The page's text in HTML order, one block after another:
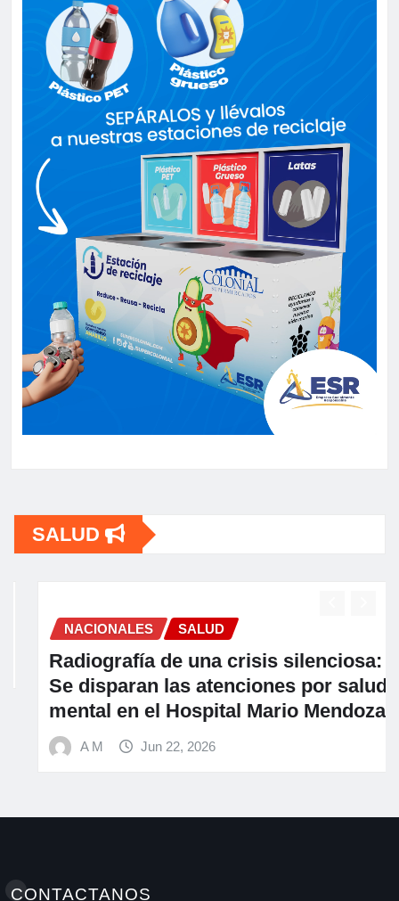
SALUD
NACIONALES SALUD
Radiografía de una crisis silenciosa:
Se disparan las atenciones por salud
mental en el Hospital Mario Mendoza
A M Jun 22, 2026
CONTACTANOS